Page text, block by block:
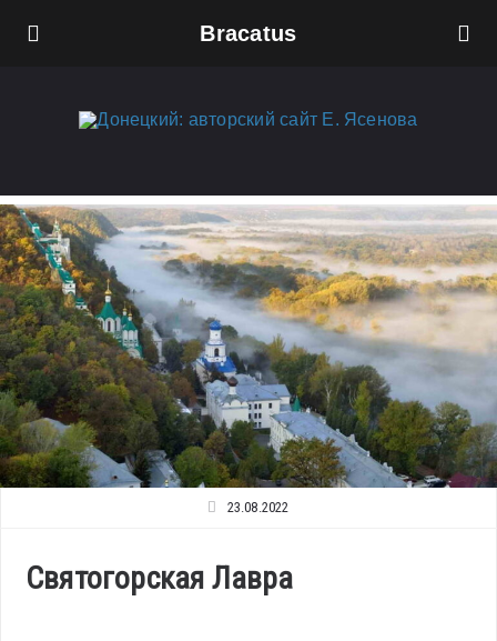
Bracatus
23.08.2022
Святогорская Лавра